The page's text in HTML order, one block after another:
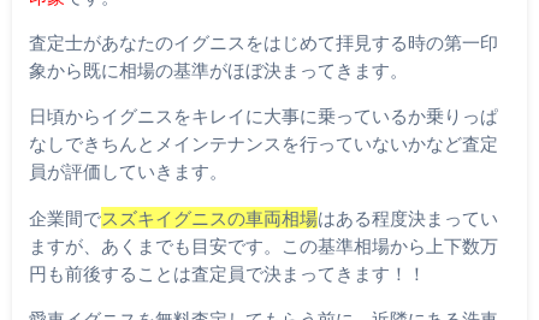
査定士があなたのイグニスをはじめて拝見する時の第一印
象から既に相場の基準がほぼ決まってきます。
日頃からイグニスをキレイに大事に乗っているか乗りっぱ
なしできちんとメインテナンスを行っていないかなど査定
員が評価していきます。
企業間でスズキイグニスの車両相場はある程度決まってい
ますが、あくまでも目安です。この基準相場から上下数万
円も前後することは査定員で決まってきます！！